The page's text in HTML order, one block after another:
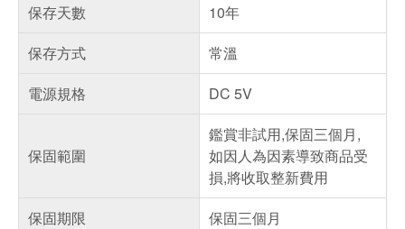
保存天數
10年
保存方式
常溫
電源規格
DC 5V
保固範圍
鑑賞非試用,保固三個月,
如因人為因素導致商品受
損,將收取整新費用
保固期限
保固三個月